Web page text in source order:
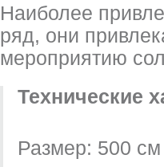
Наиболее
ряд, они
мероприятию
Технические
Размер: 500 cм